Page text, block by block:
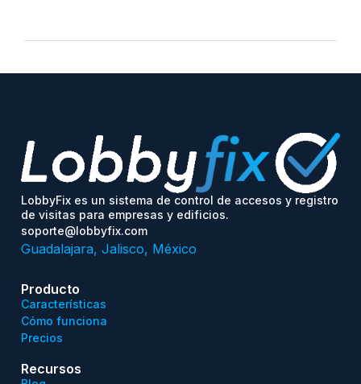
LobbyFix es un sistema de control de accesos y registro
de visitas para empresas y edificios.
soporte@lobbyfix.com
Guadalajara, Jalisco, México
Producto
Características
Cómo funciona
Precios
Recursos